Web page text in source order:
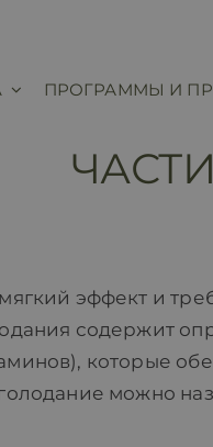
ПРОГРАММЫ И
эффект и
содержит
которые
можно